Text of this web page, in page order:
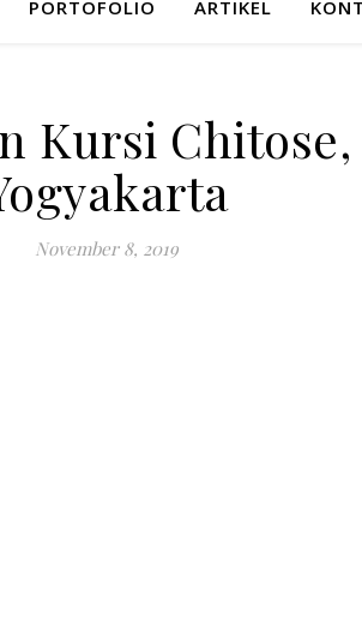
PORTOFOLIO ARTIKEL
Kursi
November 8, 2019